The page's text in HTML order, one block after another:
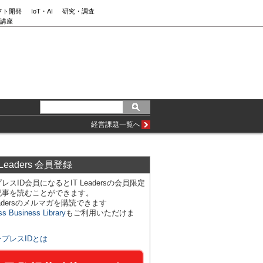
ト開発 IoT・AI
研究・調査
座
経営課題一覧へ
会員登録
スID会員になるとIT Leadersの会員限定
を読むことができます。
のメルマガを購読できます
Business Libraryもご利用いただけま
プレスIDとは